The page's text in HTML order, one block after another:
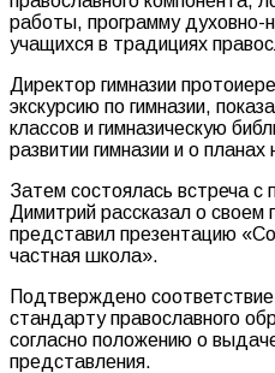
работы, программу духовно-
учащихся в традициях
Директор гимназии
экскурсию по гимназии,
классов и гимназическую
развитии гимназии и о
Затем состоялась встреча с
Димитрий рассказал о своем
представил презентацию
частная школа».
Подтверждено
стандарту православного
согласно положению о
представления.